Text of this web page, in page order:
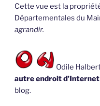
Cette vue est la
Départementales du
agrandir.
Odile
autre endroit d’Internet
blog.